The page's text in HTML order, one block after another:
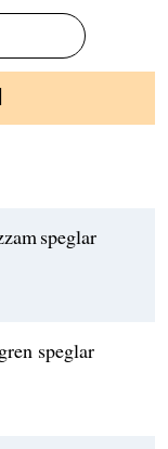
speglar
speglar